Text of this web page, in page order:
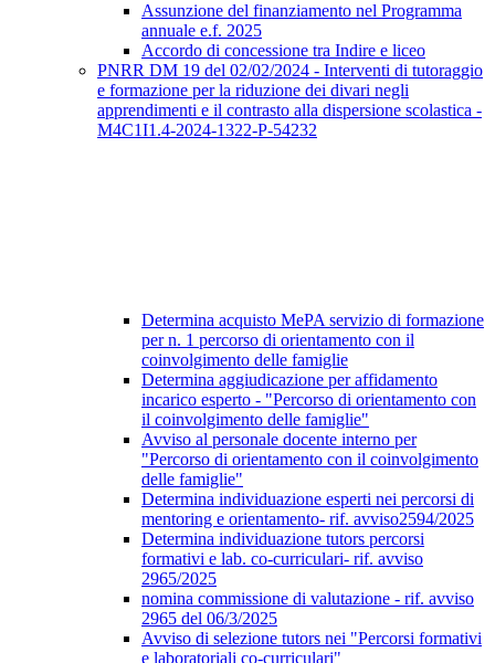
Assunzione del finanziamento nel Programma
annuale e.f. 2025
Accordo di concessione tra Indire e liceo
PNRR DM 19 del 02/02/2024 - Interventi di tutoraggio
e formazione per la riduzione dei divari negli
apprendimenti e il contrasto alla dispersione scolastica -
M4C1I1.4-2024-1322-P-54232
Determina acquisto MePA servizio di formazione
per n. 1 percorso di orientamento con il
coinvolgimento delle famiglie
Determina aggiudicazione per affidamento
incarico esperto - "Percorso di orientamento con
il coinvolgimento delle famiglie"
Avviso al personale docente interno per
"Percorso di orientamento con il coinvolgimento
delle famiglie"
Determina individuazione esperti nei percorsi di
mentoring e orientamento- rif. avviso2594/2025
Determina individuazione tutors percorsi
formativi e lab. co-curriculari- rif. avviso
2965/2025
nomina commissione di valutazione - rif. avviso
2965 del 06/3/2025
Avviso di selezione tutors nei "Percorsi formativi
e laboratoriali co-curriculari"